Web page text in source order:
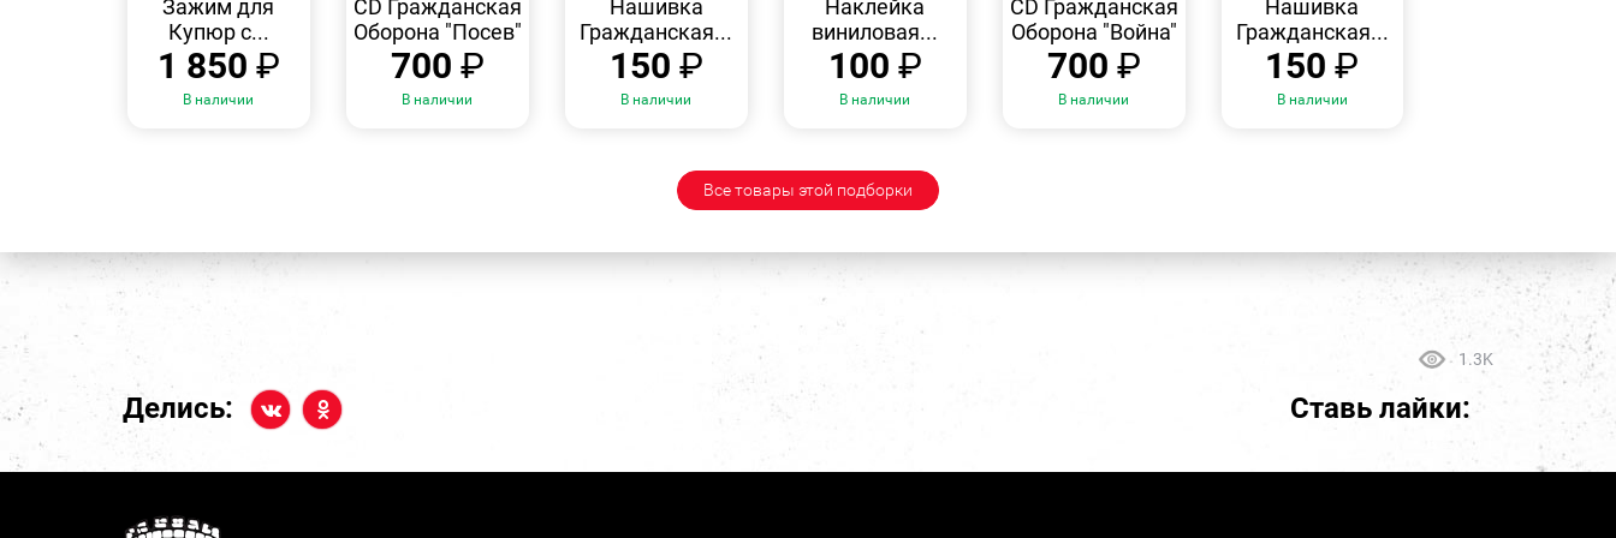
Зажим для
Купюр с...
1 850 ₽
В наличии
CD Гражданская
Оборона "Посев"
700 ₽
В наличии
Нашивка
Гражданская...
150 ₽
В наличии
Наклейка
виниловая...
100 ₽
В наличии
CD Гражданская
Оборона "Война"
700 ₽
В наличии
Нашивка
Гражданская...
150₽
В наличии
Все товары этой подборки
1.3K
Делись: Ставь лайки: